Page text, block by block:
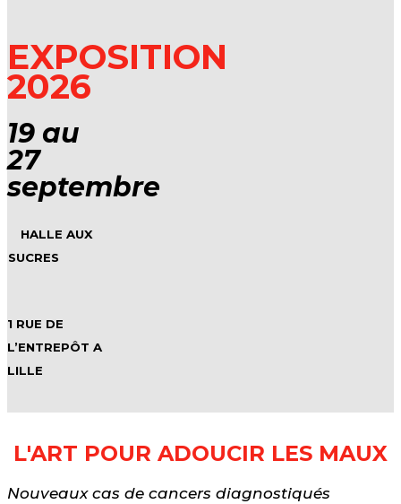
EXPOSITION
2026
19 au
27
septembre
HALLE AUX
SUCRES
1 RUE DE
L’ENTREPÔT A
LILLE
L'ART POUR ADOUCIR LES MAUX
Nouveaux cas de cancers diagnostiqués